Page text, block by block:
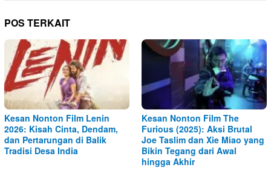
POS TERKAIT
Kesan Nonton Film Lenin
2026: Kisah Cinta, Dendam,
dan Pertarungan di Balik
Tradisi Desa India
Kesan Nonton Film The
Furious (2025): Aksi Brutal
Joe Taslim dan Xie Miao yang
Bikin Tegang dari Awal
hingga Akhir